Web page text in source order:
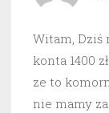
Witam, Dziś
konta 1400
ze to
nie mamy